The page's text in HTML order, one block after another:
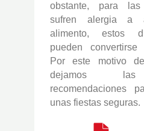
obstante, para
sufren alergia a
alimento, estos
pueden convertirse
Por este motivo
dejamos las
recomendaciones
unas fiestas seguras.